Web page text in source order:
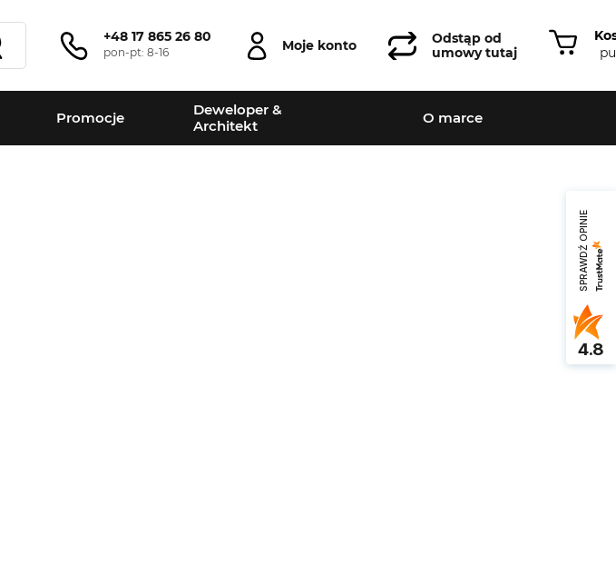
+48 17 865 26 80
pon-pt: 8-16 Moje konto
Odstąp od
umowy tutaj
Promocje
Deweloper &
Architekt
O marce
SPRAWDŹ OPINIE
4.8